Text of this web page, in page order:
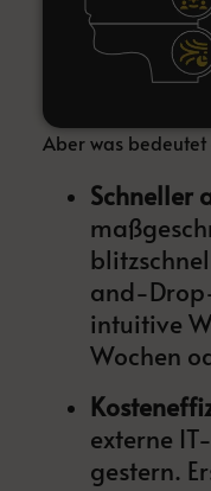
Aber was
Schneller
and-
intuitive
Wochen
externe
gestern.